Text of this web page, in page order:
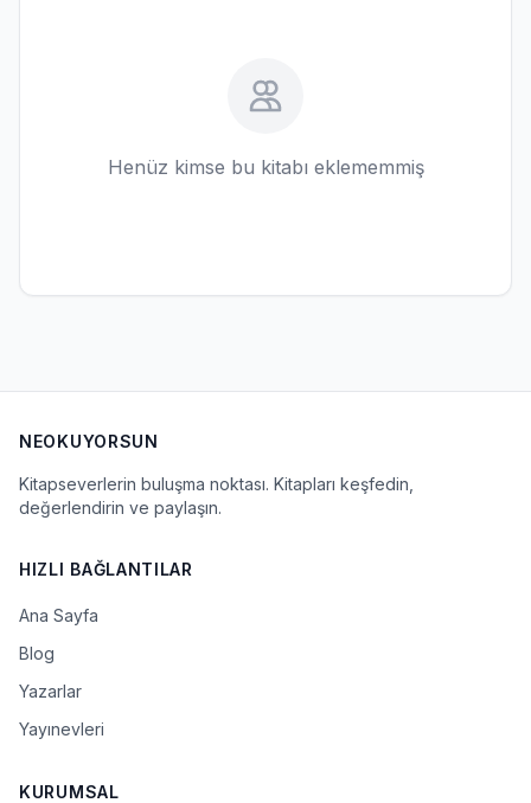
Henüz kimse bu kitabı eklememmiş
NEOKUYORSUN
Kitapseverlerin buluşma noktası. Kitapları keşfedin,
değerlendirin ve paylaşın.
HIZLI BAĞLANTILAR
Ana Sayfa
Blog
Yazarlar
Yayınevleri
KURUMSAL